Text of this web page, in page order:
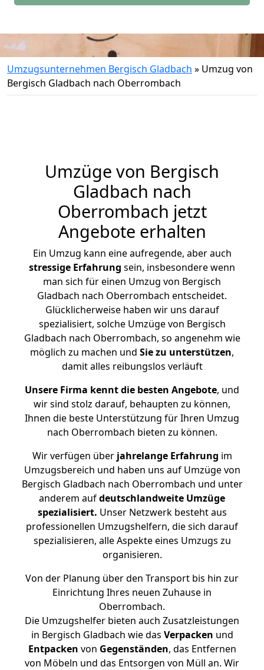
Umzugsunternehmen Bergisch Gladbach » Umzug von
Bergisch Gladbach nach Oberrombach
Umzüge von Bergisch
Gladbach nach
Oberrombach jetzt
Angebote erhalten
Ein Umzug kann eine aufregende, aber auch
stressige Erfahrung sein, insbesondere wenn
man sich für einen Umzug von Bergisch
Gladbach nach Oberrombach entscheidet.
Glücklicherweise haben wir uns darauf
spezialisiert, solche Umzüge von Bergisch
Gladbach nach Oberrombach, so angenehm wie
möglich zu machen und Sie zu unterstützen,
damit alles reibungslos verläuft
Unsere Firma kennt die besten Angebote, und
wir sind stolz darauf, behaupten zu können,
Ihnen die beste Unterstützung für Ihren Umzug
nach Oberrombach bieten zu können.
Wir verfügen überjahrelange Erfahrung im
Umzugsbereich und haben uns auf Umzüge von
Bergisch Gladbach nach Oberrombach und unter
anderem aufdeutschlandweite Umzüge
spezialisiert. Unser Netzwerk besteht aus
professionellen Umzugshelfern, die sich darauf
spezialisieren, alle Aspekte eines Umzugs zu
organisieren.
Von der Planung über den Transport bis hin zur
Einrichtung Ihres neuen Zuhause in
Oberrombach.
Die Umzugshelfer bieten auch Zusatzleistungen
in Bergisch Gladbach wie das Verpacken und
Entpacken von Gegenständen, das Entfernen
von Möbeln und das Entsorgen von Müll an. Wir